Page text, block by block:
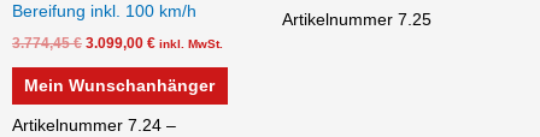
Bereifung inkl. 100 km/h
3.774,45€ 3.099,00 € inkl. MwSt.
Mein Wunschanhänger
Artikelnummer 7.24 –
Artikelnummer 7.25